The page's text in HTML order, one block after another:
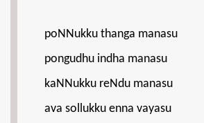
poNNukku thanga manasu
pongudhu indha manasu
kaNNukku reNdu manasu
ava sollukku enna vayasu